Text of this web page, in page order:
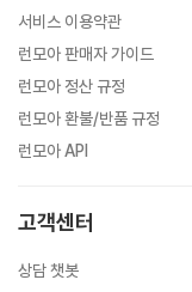
서비스 이용약관
런모아 판매자 가이드
런모아 정산 규정
런모아 환불/반품 규정
런모아 API
고객센터
상담 챗봇